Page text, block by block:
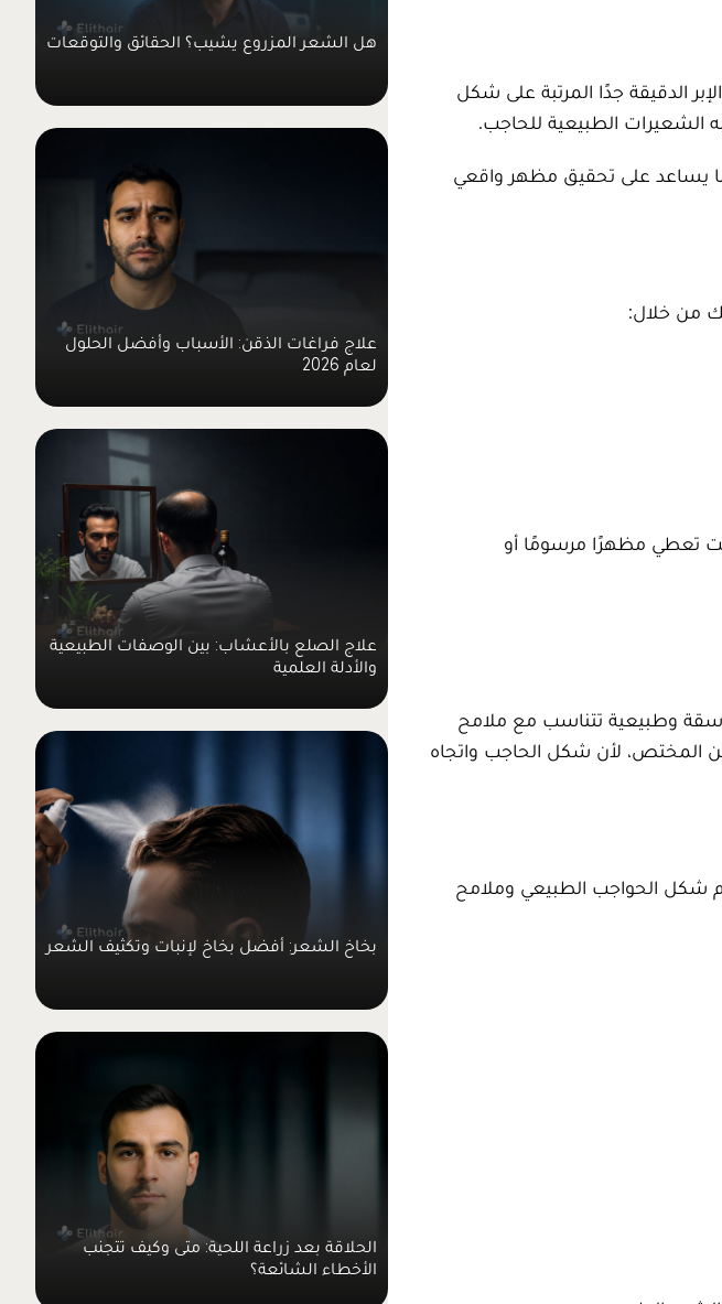
الدقيقة جدًا المرتبة على شكل
الطبيعية للحاجب.
يساعد على تحقيق مظهر واقعي
من خلال:
كانت تعطي مظهرًا مرسومًا أو
وطبيعية تتناسب مع ملامح
من المختص، لأن شكل الحاجب واتجاه
شكل الحواجب الطبيعي وملامح
هل الشعر المزروع يشيب؟ الحقائق والتوقعات
علاج فراغات الذقن: الأسباب وأفضل الحلول
لعام 2026
علاج الصلع بالأعشاب: بين الوصفات الطبيعية
والأدلة العلمية
بخاخ الشعر: أفضل بخاخ لإنبات وتكثيف الشعر
الحلاقة بعد زراعة اللحية: متى وكيف تتجنب
الأخطاء الشائعة؟